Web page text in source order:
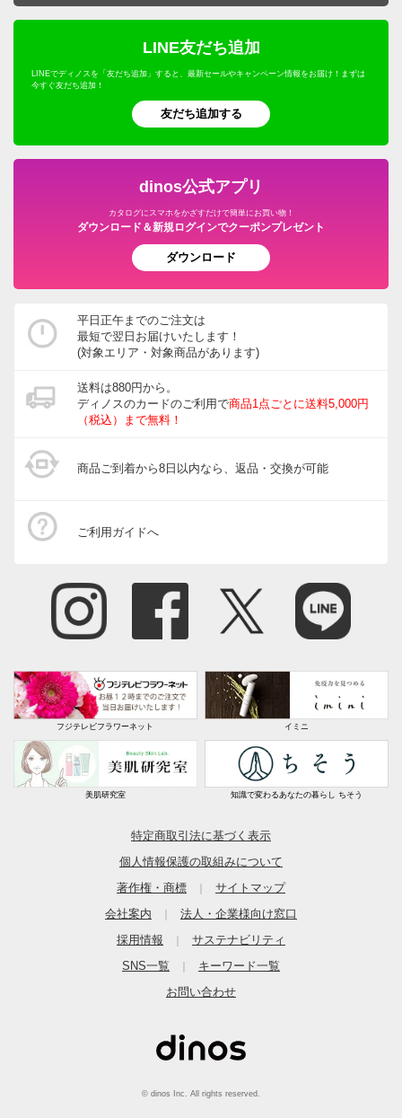
LINE友だち追加
LINEでディノスを「友だち追加」すると、最新セールやキャンペーン情報をお届け！まずは
今すぐ友だち追加！
友だち追加する
dinos公式アプリ
カタログにスマホをかざすだけで簡単にお買い物！
ダウンロード＆新規ログインでクーポンプレゼント
ダウンロード
平日正午までのご注文は
最短で翌日お届けいたします！
(対象エリア・対象商品があります)
送料は880円から。
ディノスのカードのご利用で商品1点ごとに送料5,000円
（税込）まで無料！
商品ご到着から8日以内なら、返品・交換が可能
ご利用ガイドへ
フジテレビフラワーネット イミニ
美肌研究室 知識で変わるあなたの暮らし ちそう
特定商取引法に基づく表示
個人情報保護の取組みについて
著作権・商標
サイトマップ
会社案内
法人・企業様向け窓口
採用情報
サステナビリティ
SNS一覧
キーワード一覧
お問い合わせ
© dinos Inc. All rights reserved.